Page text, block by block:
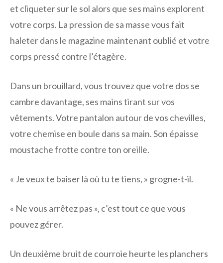
et cliqueter sur le sol alors que ses mains explorent
votre corps. La pression de sa masse vous fait
haleter dans le magazine maintenant oublié et votre
corps pressé contre l’étagère.
Dans un brouillard, vous trouvez que votre dos se
cambre davantage, ses mains tirant sur vos
vêtements. Votre pantalon autour de vos chevilles,
votre chemise en boule dans sa main. Son épaisse
moustache frotte contre ton oreille.
« Je veux te baiser là où tu te tiens, » grogne-t-il.
« Ne vous arrêtez pas », c’est tout ce que vous
pouvez gérer.
Un deuxième bruit de courroie heurte les planchers